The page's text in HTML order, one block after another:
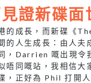
證新碟面
的成長，而新碟《
的人生成長：由人
，Darrien 嘅出現令
唔同嘅站，我相信
，正好為 Phil 打開